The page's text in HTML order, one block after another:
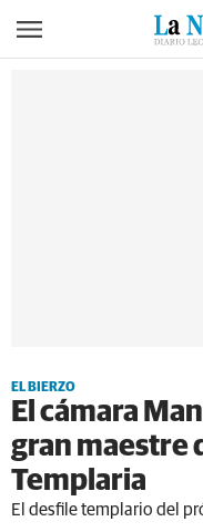
EL BIERZO
El cámara
gran maestre
Templaria
El desfile templario del